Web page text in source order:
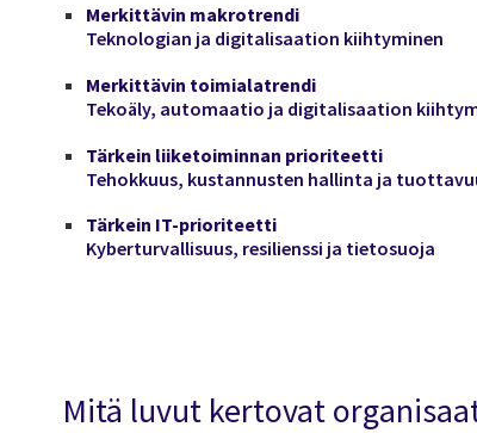
Merkittävin makrotrendi
Teknologian ja digitalisaation kiihtyminen
Merkittävin toimialatrendi
Tekoäly, automaatio ja digitalisaation
Tärkein liiketoiminnan prioriteetti
Tehokkuus, kustannusten hallinta ja
Tärkein IT-prioriteetti
Kyberturvallisuus, resilienssi ja tietosuoja
Mitä luvut kertovat